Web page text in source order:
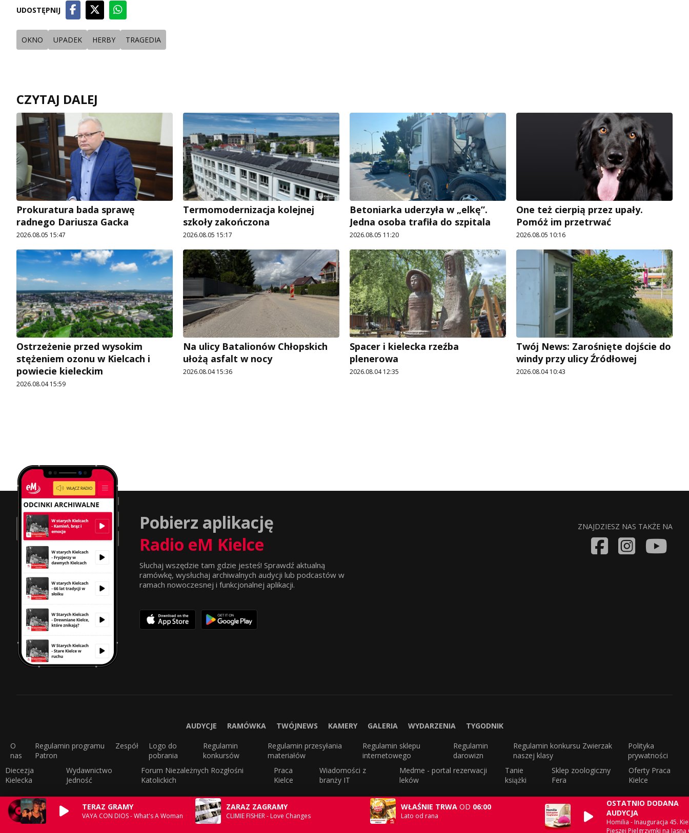
UDOSTĘPNIJ
OKNO UPADEK HERBY TRAGEDIA
CZYTAJ DALEJ
Prokuratura bada sprawę
radnego Dariusza Gacka
2026.08.05 15:47
Termomodernizacja kolejnej
szkoły zakończona
2026.08.05 15:17
Betoniarka uderzyła w „elkę”.
Jedna osoba trafiła do szpitala
2026.08.05 11:20
One też cierpią przez upały.
Pomóż im przetrwać
2026.08.05 10:16
Ostrzeżenie przed wysokim
stężeniem ozonu w Kielcach i
powiecie kieleckim
2026.08.04 15:59
Na ulicy Batalionów Chłopskich
ułożą asfalt w nocy
2026.08.04 15:36
Spacer i kielecka rzeźba
plenerowa
2026.08.04 12:35
Twój News: Zarośnięte dojście do
windy przy ulicy Źródłowej
2026.08.04 10:43
TERAZ GRAMY
VAYA CON DIOS - What's A Woman
ZARAZ ZAGRAMY
CLIMIE FISHER - Love Changes
WŁAŚNIE TRWA OD 06:00
Lato od rana
OSTATNIO DODANA
AUDYCJA
Homilia - Inauguracja 45.
Pieszej Pielgrzymki na Jasną
Pobierz aplikację
Radio eM Kielce
Słuchaj wszędzie tam gdzie jesteś! Sprawdź aktualną
ramówkę, wysłuchaj archiwalnych audycji lub podcastów w
ramach nowoczesnej i funkcjonalnej aplikacji.
ZNAJDZIESZ NAS TAKŻE NA
AUDYCJE RAMÓWKA TWÓJNEWS KAMERY GALERIA WYDARZENIA TYGODNIK
O
nas
Regulamin programu
Patron
Zespół
Logo do
pobrania
Regulamin
konkursów
Regulamin przesyłania
materiałów
Regulamin sklepu
internetowego
Regulamin
darowizn
Regulamin konkursu Zwierzak
naszej klasy
Polityka
prywatności
Diecezja
Kielecka
Wydawnictwo
Jedność
Forum Niezależnych Rozgłośni
Katolickich
Praca
Kielce
Wiadomości z
branży IT
Medme - portal rezerwacji
leków
Tanie
książki
Sklep zoologiczny
Fera
Oferty Praca
Kielce